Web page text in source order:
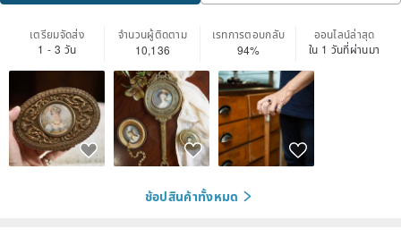
เตรียมจัดส่ง
1 - 3 วัน
จำนวนผู้ติดตาม
10,136
เรทการตอบกลับ
94%
ออนไลน์ล่าสุด
ใน 1 วันที่ผ่านมา
ช้อปสินค้าทั้งหมด